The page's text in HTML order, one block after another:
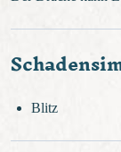
Blitz